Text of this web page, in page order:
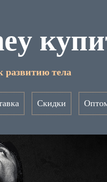
развитию тела
Скидки